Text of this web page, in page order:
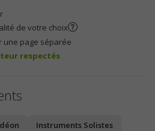
de votre choix
une page séparée
respectés
Instruments Solistes